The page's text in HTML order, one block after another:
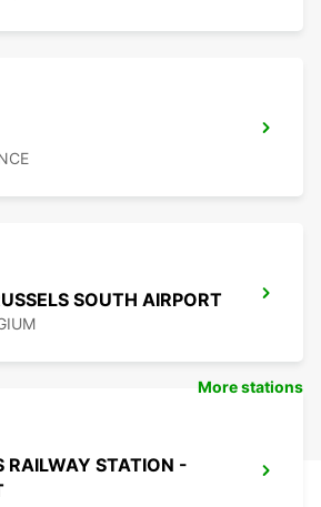
SOUTH AIRPORT
RAILWAY STATION -
More stations